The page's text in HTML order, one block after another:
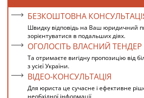
БЕЗКОШТОВНА
Швидку відповідь на Ваш юридичний
зорієнтуватися в подальших діях.
ОГОЛОСІТЬ ВЛАСНИЙ ТЕНДЕР
Та отримаєте вигідну пропозицію від
з усієї України.
ВІДЕО-КОНСУЛЬТАЦІЯ
Для юриста це сучасне і ефективне
необхідної інформації